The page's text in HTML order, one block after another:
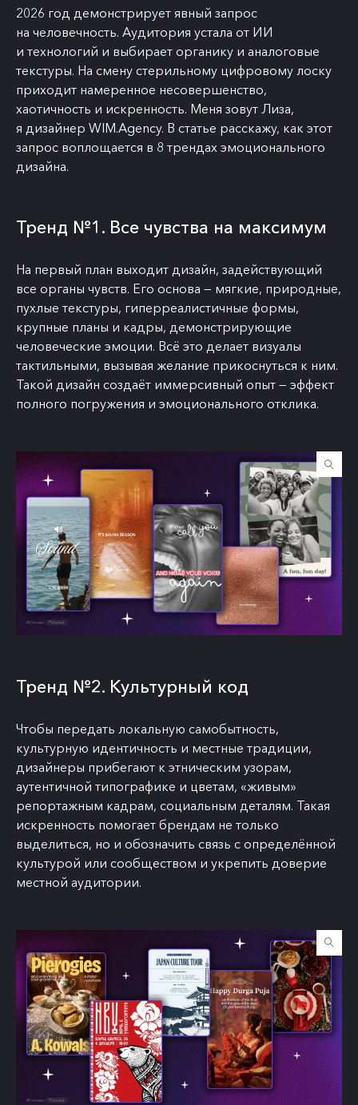
2026 год демонстрирует явный запрос
на человечность. Аудитория устала от ИИ
и технологий и выбирает органику и аналоговые
текстуры. На смену стерильному цифровому лоску
приходит намеренное несовершенство,
хаотичность и искренность. Меня зовут Лиза,
я дизайнер WIM.Agency. В статье расскажу, как этот
запрос воплощается в 8 трендах эмоционального
дизайна.
Тренд №1. Все чувства на максимум
На первый план выходит дизайн, задействующий
все органы чувств. Его основа — мягкие, природные,
пухлые текстуры, гиперреалистичные формы,
крупные планы и кадры, демонстрирующие
человеческие эмоции. Всё это делает визуалы
тактильными, вызывая желание прикоснуться к ним.
Такой дизайн создаёт иммерсивный опыт — эффект
полного погружения и эмоционального отклика.
Тренд №2. Культурный код
Чтобы передать локальную самобытность,
культурную идентичность и местные традиции,
дизайнеры прибегают к этническим узорам,
аутентичной типографике и цветам, «живым»
репортажным кадрам, социальным деталям. Такая
искренность помогает брендам не только
выделиться, но и обозначить связь с определённой
культурой или сообществом и укрепить доверие
местной аудитории.